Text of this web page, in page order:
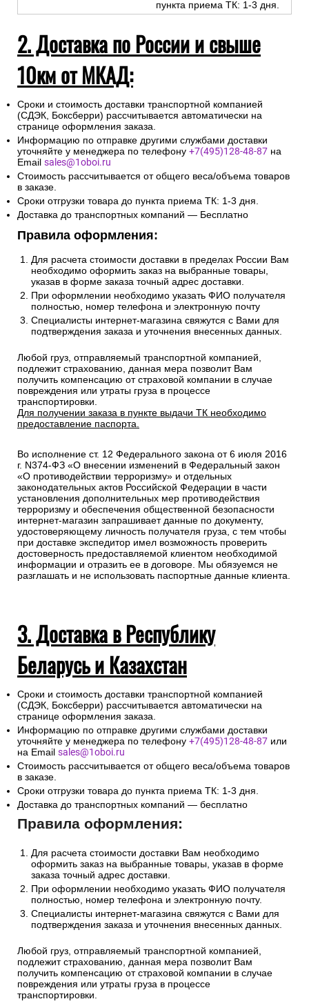
пункта приема ТК: 1-3 дня.
2. Доставка по России и свыше
10км от МКАД:
Сроки и стоимость доставки транспортной компанией
(СДЭК, Боксберри) рассчитывается автоматически на
странице оформления заказа.
Информацию по отправке другими службами доставки
уточняйте у менеджера по телефону +7(495)128-48-87 на
Email sales@1oboi.ru
Стоимость рассчитывается от общего веса/объема товаров
в заказе.
Сроки отгрузки товара до пункта приема ТК: 1-3 дня.
Доставка до транспортных компаний — Бесплатно
Правила оформления:
Для расчета стоимости доставки в пределах России Вам
необходимо оформить заказ на выбранные товары,
указав в форме заказа точный адрес доставки.
При оформлении необходимо указать ФИО получателя
полностью, номер телефона и электронную почту
Специалисты интернет-магазина свяжутся с Вами для
подтверждения заказа и уточнения внесенных данных.
Любой груз, отправляемый транспортной компанией,
подлежит страхованию, данная мера позволит Вам
получить компенсацию от страховой компании в случае
повреждения или утраты груза в процессе
транспортировки.
Для получении заказа в пункте выдачи ТК необходимо
предоставление паспорта.
Во исполнение ст. 12 Федерального закона от 6 июля 2016
г. N374-ФЗ «О внесении изменений в Федеральный закон
«О противодействии терроризму» и отдельных
законодательных актов Российской Федерации в части
установления дополнительных мер противодействия
терроризму и обеспечения общественной безопасности
интернет-магазин запрашивает данные по документу,
удостоверяющему личность получателя груза, с тем чтобы
при доставке экспедитор имел возможность проверить
достоверность предоставляемой клиентом необходимой
информации и отразить ее в договоре. Мы обязуемся не
разглашать и не использовать паспортные данные клиента.
3. Доставка в Республику
Беларусь и Казахстан
Сроки и стоимость доставки транспортной компанией
(СДЭК, Боксберри) рассчитывается автоматически на
странице оформления заказа.
Информацию по отправке другими службами доставки
уточняйте у менеджера по телефону +7(495)128-48-87 или
на Email sales@1oboi.ru
Стоимость рассчитывается от общего веса/объема товаров
в заказе.
Сроки отгрузки товара до пункта приема ТК: 1-3 дня.
Доставка до транспортных компаний — бесплатно
Правила оформления:
Для расчета стоимости доставки Вам необходимо
оформить заказ на выбранные товары, указав в форме
заказа точный адрес доставки.
При оформлении необходимо указать ФИО получателя
полностью, номер телефона и электронную почту.
Специалисты интернет-магазина свяжутся с Вами для
подтверждения заказа и уточнения внесенных данных.
Любой груз, отправляемый транспортной компанией,
подлежит страхованию, данная мера позволит Вам
получить компенсацию от страховой компании в случае
повреждения или утраты груза в процессе
транспортировки.